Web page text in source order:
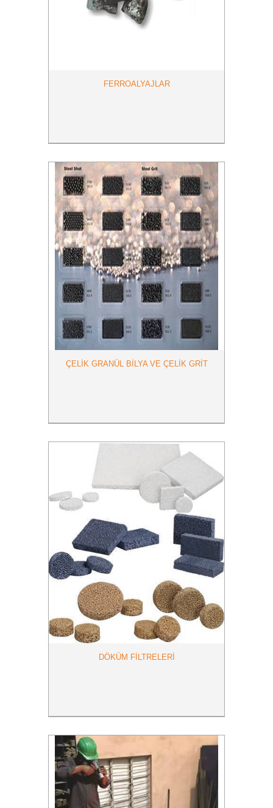
FERROALYAJLAR
ÇELİK GRANÜL BİLYA VE ÇELİK GRİT
DÖKÜM FİLTRELERİ